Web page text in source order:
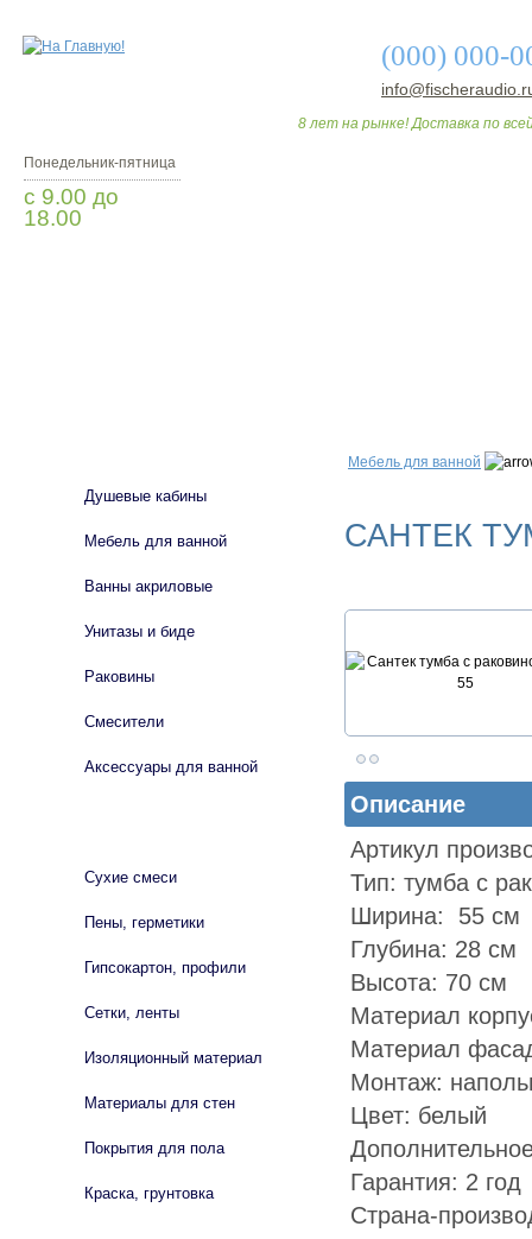
(000) 000-
8 лет на рынке! Доставка по
Понедельник-пятница
с 9.00 до
18.00
Мебель для ванной
САНТЕК
Описание
Артикул
Тип: тумба с
Ширина: 55 см
Глубина: 28 см
Высота: 70 см
Материал
Материал
Монтаж:
Цвет: белый
Гарантия: 2 год
Страна-
Душевые кабины
Мебель для ванной
Ванны акриловые
Унитазы и биде
Раковины
Смесители
Аксессуары для ванной
Сухие смеси
Пены, герметики
Гипсокартон, профили
Сетки, ленты
Изоляционный материал
Материалы для стен
Покрытия для пола
Краска, грунтовка